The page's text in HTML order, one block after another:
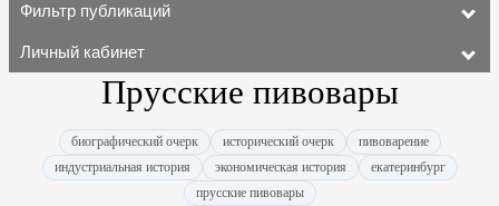
Фильтр публикаций
Личный кабинет
Прусские пивовары
биографический очерк исторический очерк
пивоварение
индустриальная история
экономическая история
екатеринбург
прусские пивовары